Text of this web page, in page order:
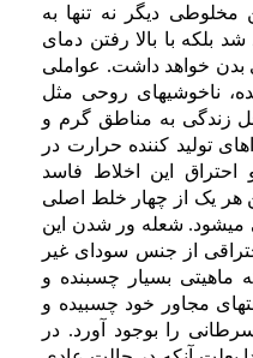
دیگر نه تنها به
بلکه با بالا رفتن دمای
بدن خواهد داشت. عواملی
ناخوشیهای روحی مثل
زندگی به مناطق گرم و
تولید کننده حرارت در
این اخلاط فاسد
هر یک از چهار خلط اصلی
میشود. شعله ور شدن این
از جنس سودای غیر
ماهیتی بسیار چسبنده و
مجاور خود چسبیده و
را بوجود آورد. در